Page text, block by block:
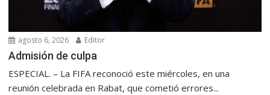
agosto 6, 2026 Editor
Admisión de culpa
ESPECIAL. – La FIFA reconoció este miércoles, en una
reunión celebrada en Rabat, que cometió errores...